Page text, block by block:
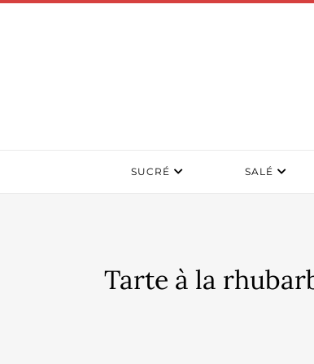
SUCRÉ SALÉ
Tarte à la